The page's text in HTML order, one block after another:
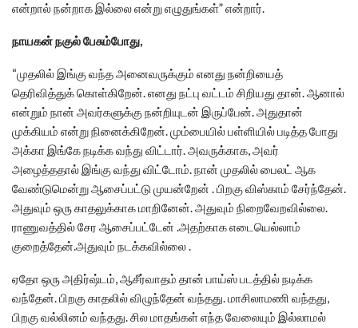
என்றால் நன்றாக இல்லை என்று எழுதுங்கள்” என்றார்.
நாயகன் நகுல் பேசும்போது,
“முதலில் இங்கு வந்த அனைவருக்கும் எனது நன்றியைத்
தெரிவித்துக் கொள்கிறேன். எனது நட்பு வட்டம் சிறியது தான். ஆனால்
என்றும் நான் அவர்களுக்கு நன்றியுடன் இருப்பேன். அதுதான்
முக்கியம் என்று நினைக்கிறேன். மும்பையில் பள்ளியில் படித்த போது
அக்கா இங்கே நடிக்க வந்து விட்டார். அவருக்காக, அவர்
அழைத்ததால் இங்கு வந்து விட்டோம். நான் முதலில் பைலட் ஆக
வேண்டுமென்று ஆசைப்பட்டு முயன்றேன் . பிறகு விஸ்காம் சேர்ந்தேன்.
அதுவும் ஒரு காதலுக்காக மாறினேன். அதுவும் நிறைவேறவில்லை.
ராணுவத்தில் சேர ஆசைப்பட்டேன் .அதற்காக எடையெல்லாம்
குறைத்தேன்.அதுவும் நடக்கவில்லை .
ஏதோ ஒரு அதிர்ஷ்டம், ஆசீர்வாதம் தான் பாய்ஸ் படத்தில் நடிக்க
வந்தேன். பிறகு காதலில் விழுந்தேன் வந்தது. மாசிலாமணி வந்தது,
பிறகு வல்லினம் வந்தது. சில மாதங்கள் எந்த வேலையும் இல்லாமல்